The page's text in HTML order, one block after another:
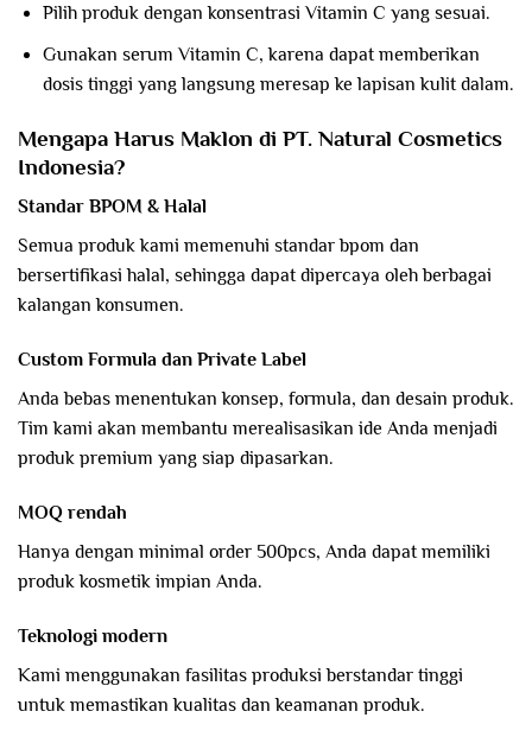
Pilih produk dengan konsentrasi Vitamin C yang sesuai.
Gunakan serum Vitamin C, karena dapat memberikan
dosis tinggi yang langsung meresap ke lapisan kulit dalam.
Mengapa Harus Maklon di PT. Natural Cosmetics
Indonesia?
Standar BPOM & Halal
Semua produk kami memenuhi standar bpom dan
bersertifikasi halal, sehingga dapat dipercaya oleh berbagai
kalangan konsumen.
Custom Formula dan Private Label
Anda bebas menentukan konsep, formula, dan desain produk.
Tim kami akan membantu merealisasikan ide Anda menjadi
produk premium yang siap dipasarkan.
MOQ rendah
Hanya dengan minimal order 500pcs, Anda dapat memiliki
produk kosmetik impian Anda.
Teknologi modern
Kami menggunakan fasilitas produksi berstandar tinggi
untuk memastikan kualitas dan keamanan produk.